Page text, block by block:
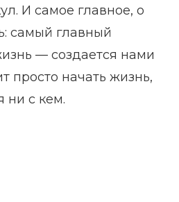
И самое главное, о
самый главный
— создается нами
просто начать жизнь,
ни с кем.